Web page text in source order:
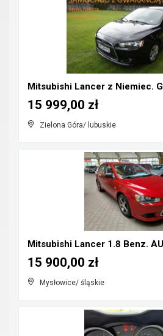
Zielona Góra/ lubuskie
15 999,00 zł
Mitsubishi Lancer 1.8 Benz.
Mysłowice/ śląskie
15 900,00 zł